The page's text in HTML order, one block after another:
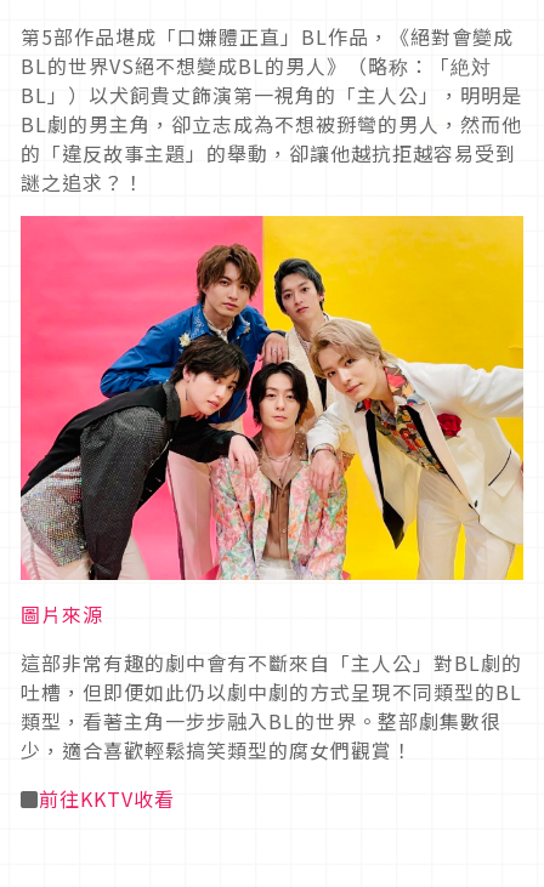
第5部作品堪成「口嫌體正直」BL作品，《絕對會變成
BL的世界VS絕不想變成BL的男人》（略称：「絶対
BL」）以犬飼貴丈飾演第一視角的「主人公」，明明是
BL劇的男主角，卻立志成為不想被掰彎的男人，然而他
的「違反故事主題」的舉動，卻讓他越抗拒越容易受到
謎之追求？！
圖片來源
這部非常有趣的劇中會有不斷來自「主人公」對BL劇的
吐槽，但即便如此仍以劇中劇的方式呈現不同類型的BL
類型，看著主角一步步融入BL的世界。整部劇集數很
少，適合喜歡輕鬆搞笑類型的腐女們觀賞！
◼前往KKTV收看